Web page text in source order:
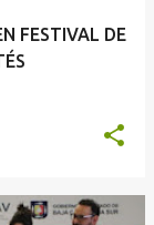
FESTIVAL DE